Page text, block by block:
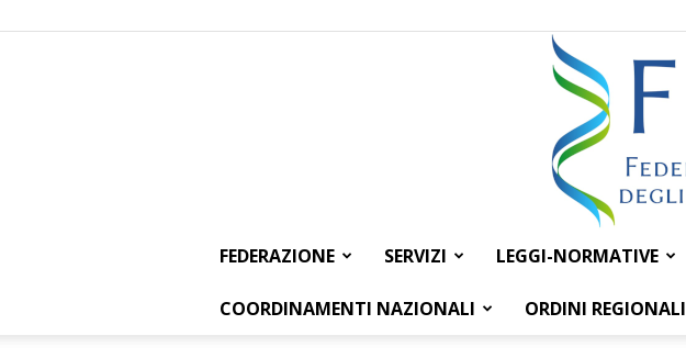
FEDERAZIONE SERVIZI LEGGI-NORMATIVE
COORDINAMENTI NAZIONALI ORDINI REGIONALI